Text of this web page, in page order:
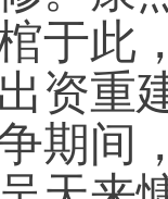
于此
资重
期间